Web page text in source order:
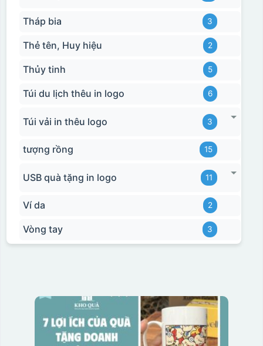
Tháp bia 3
Thẻ tên, Huy hiệu 2
Thủy tinh 5
Túi du lịch thêu in logo 6
Túi vải in thêu logo 3
tượng rồng 15
USB quà tặng in logo 11
Ví da 2
Vòng tay 3